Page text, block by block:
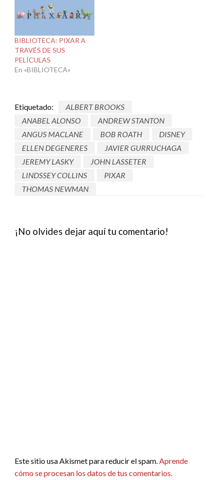
BIBLIOTECA: PIXAR A
TRAVÉS DE SUS
PELÍCULAS
En «BIBLIOTECA»
Etiquetado:
ALBERT BROOKS
ANABEL ALONSO
ANDREW STANTON
ANGUS MACLANE
BOB ROATH
DISNEY
ELLEN DEGENERES
JAVIER GURRUCHAGA
JEREMY LASKY
JOHN LASSETER
LINDSSEY COLLINS
PIXAR
THOMAS NEWMAN
¡No olvides dejar aquí tu comentario!
Este sitio usa Akismet para reducir el spam.Aprende
cómo se procesan los datos de tus comentarios.